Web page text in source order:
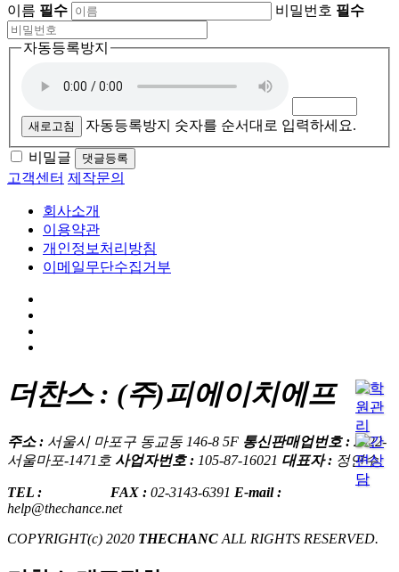
이름 필수 비밀번호 필수
자동등록방지
새로고침 자동등록방지 숫자를 순서대로 입력하세요.
비밀글 댓글등록
고객센터 제작문의
회사소개
이용약관
개인정보처리방침
이메일무단수집거부
더찬스 : (주)피에이치에프
주소 : 서울시 마포구 동교동 146-8 5F 통신판매업번호 : 2022-
서울마포-1471호 사업자번호 : 105-87-16021 대표자 : 정연수
TEL : FAX : 02-3143-6391 E-mail :
help@thechance.net
COPYRIGHT(c) 2020 THECHANC ALL RIGHTS RESERVED.